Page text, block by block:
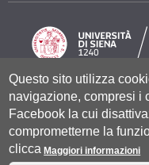
Università degli Studi di
Siena ITALIA
P.IVA 00273530527 | C.F.
Pec: Posta Elettronica
Contatti:urp@unisi.it
-
Questo sito utilizza
navigazione, compresi i
Facebook la cui
comprometterne la
clicca Maggiori informazioni